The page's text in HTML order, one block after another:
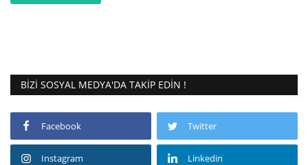
BIZI SOSYAL MEDYA'DA TAKIP EDIN !
Facebook Twitter
Instagram Linkedin